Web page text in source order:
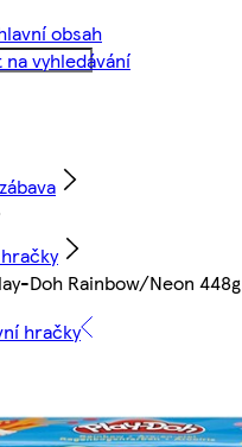
obsah
vyhledávání
Doh Rainbow/Neon 448g
hračky